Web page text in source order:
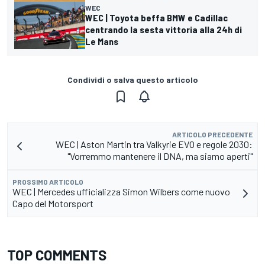
WEC
WEC | Toyota beffa BMW e Cadillac
centrando la sesta vittoria alla 24h di
Le Mans
Condividi o salva questo articolo
ARTICOLO PRECEDENTE
WEC | Aston Martin tra Valkyrie EVO e regole 2030:
"Vorremmo mantenere il DNA, ma siamo aperti"
PROSSIMO ARTICOLO
WEC | Mercedes ufficializza Simon Wilbers come nuovo
Capo del Motorsport
TOP COMMENTS